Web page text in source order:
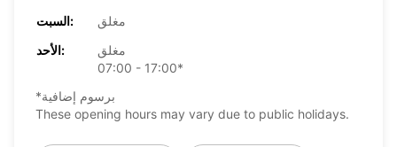
السبت:
مغلق
الأحد:
مغلق
07:00 - 17:00*
*برسوم إضافية
These opening hours may vary due to public holidays.